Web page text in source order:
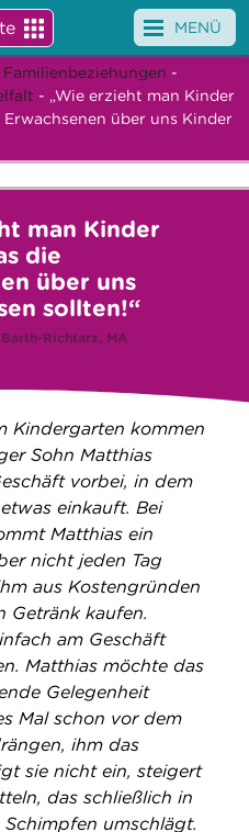
MENÜ
Familienbeziehungen -
- „Wie erzieht man Kinder
über uns Kinder
man Kinder
die
über uns
sollten!“
Richtarz, MA
Kindergarten kommen
Sohn Matthias
vorbei, in dem
einkauft. Bei
Matthias ein
nicht jeden Tag
aus Kostengründen
Getränk kaufen.
am Geschäft
Matthias möchte das
Gelegenheit
Mal schon vor dem
ihm das
sie nicht ein, steigert
das schließlich in
umschlägt.